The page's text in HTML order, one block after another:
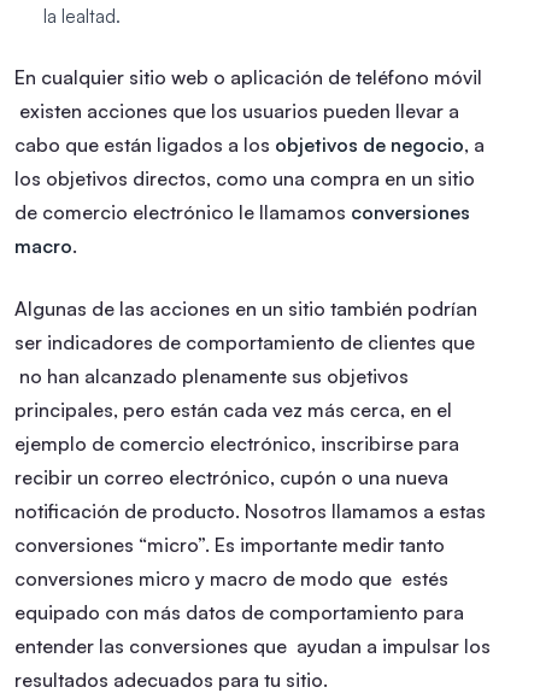
la lealtad.
En cualquier sitio web o aplicación de teléfono móvil
existen acciones que los usuarios pueden llevar a
cabo que están ligados a los objetivos de negocio, a
los objetivos directos, como una compra en un sitio
de comercio electrónico le llamamos conversiones
macro.
Algunas de las acciones en un sitio también podrían
ser indicadores de comportamiento de clientes que
no han alcanzado plenamente sus objetivos
principales, pero están cada vez más cerca, en el
ejemplo de comercio electrónico, inscribirse para
recibir un correo electrónico, cupón o una nueva
notificación de producto. Nosotros llamamos a estas
conversiones “micro”. Es importante medir tanto
conversiones micro y macro de modo que estés
equipado con más datos de comportamiento para
entender las conversiones que ayudan a impulsar los
resultados adecuados para tu sitio.